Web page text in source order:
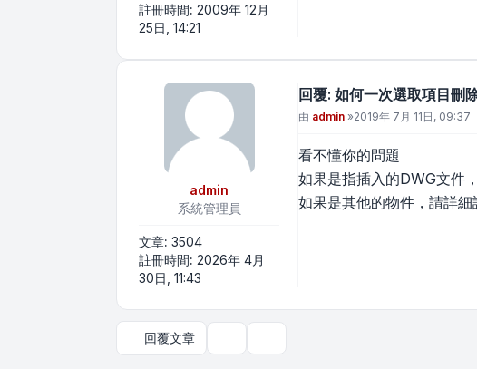
註冊時間: 2009年 12月
25日, 14:21
admin
系統管理員
文章: 3504
註冊時間: 2026年 4月
30日, 11:43
回覆: 如何一次選取項目刪
文章
由 admin »2019年 7月 11日, 09:37
看不懂你的問題
如果是指插入的DWG文件
如果是其他的物件，請詳
回覆文章